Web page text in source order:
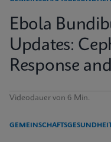
Ebola
Updates:
Response
Videodauer von 6 Min.